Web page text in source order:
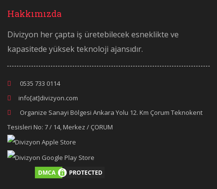
Hakkımızda
Divizyon her çapta iş üretebilecek esneklikte ve
kapasitede yüksek teknoloji ajansıdır.
0535 733 0114
info[at]divizyon.com
Organize Sanayi Bölgesi Ankara Yolu 12. Km Çorum Teknokent
Tesisleri No: 7 / 14, Merkez / ÇORUM